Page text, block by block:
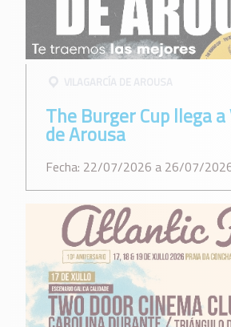
VILAGARCÍ­A DE AROUSA
The Burger Cup llega
de Arousa
Fecha: 22/07/2026 a 26/07/